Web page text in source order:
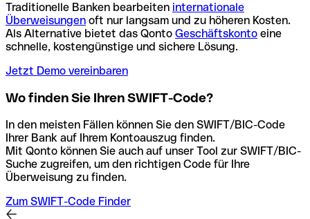
Traditionelle Banken bearbeiten internationale
Überweisungen oft nur langsam und zu höheren Kosten.
Als Alternative bietet das Qonto Geschäftskonto eine
schnelle, kostengünstige und sichere Lösung.
Jetzt Demo vereinbaren
Wo finden Sie Ihren SWIFT-Code?
In den meisten Fällen können Sie den SWIFT/BIC-Code
Ihrer Bank auf Ihrem Kontoauszug finden.
Mit Qonto können Sie auch auf unser Tool zur SWIFT/BIC-
Suche zugreifen, um den richtigen Code für Ihre
Überweisung zu finden.
Zum SWIFT-Code Finder